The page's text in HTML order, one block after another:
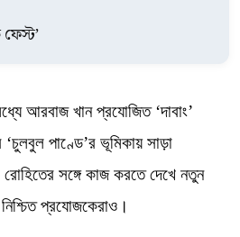
আরবাজ খান প্রযোজিত ‘দাবাং’
পাণ্ডে’র ভূমিকায় সাড়া
সঙ্গে কাজ করতে দেখে নতুন
নিশ্চিত প্রযোজকেরাও।